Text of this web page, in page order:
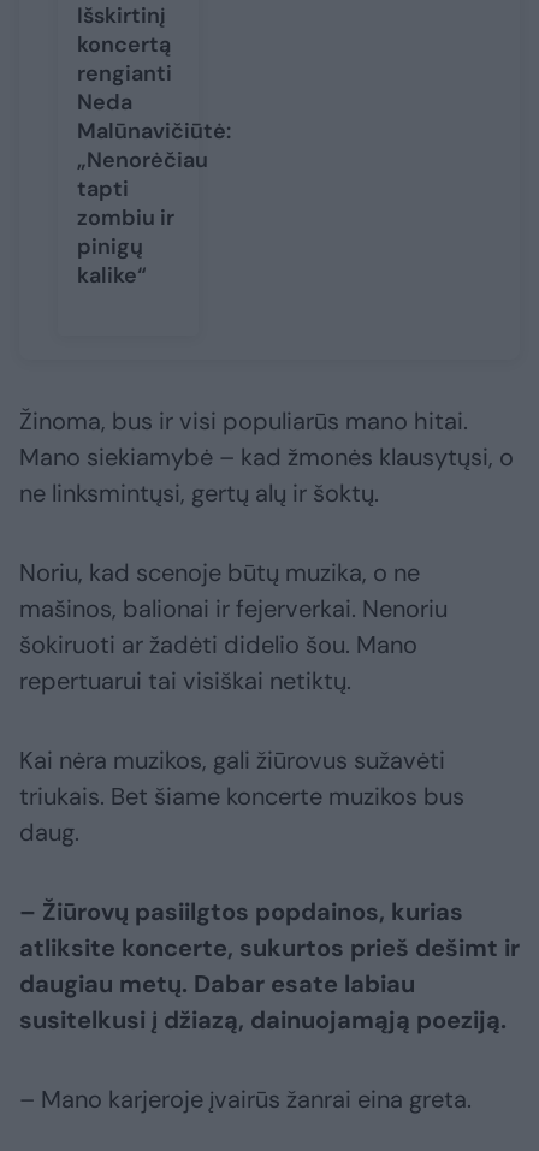
Išskirtinį
koncertą
rengianti
Neda
Malūnavičiūtė:
„Nenorėčiau
tapti
zombiu ir
pinigų
kalike“
Žinoma, bus ir visi populiarūs mano hitai.
Mano siekiamybė – kad žmonės klausytųsi, o
ne linksmintųsi, gertų alų ir šoktų.
Noriu, kad scenoje būtų muzika, o ne
mašinos, balionai ir fejerverkai. Nenoriu
šokiruoti ar žadėti didelio šou. Mano
repertuarui tai visiškai netiktų.
Kai nėra muzikos, gali žiūrovus sužavėti
triukais. Bet šiame koncerte muzikos bus
daug.
– Žiūrovų pasiilgtos popdainos, kurias
atliksite koncerte, sukurtos prieš dešimt ir
daugiau metų. Dabar esate labiau
susitelkusi į džiazą, dainuojamąją poeziją.
– Mano karjeroje įvairūs žanrai eina greta.